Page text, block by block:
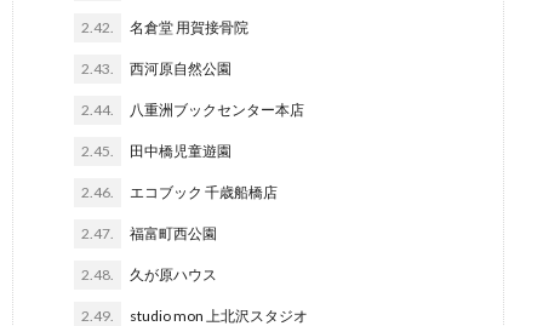
2.42. 名倉堂 用賀接骨院
2.43. 西河原自然公園
2.44. 八重洲ブックセンター本店
2.45. 田中橋児童遊園
2.46. エコブック 千歳船橋店
2.47. 福富町西公園
2.48. 久が原ハウス
2.49. studio mon 上北沢スタジオ